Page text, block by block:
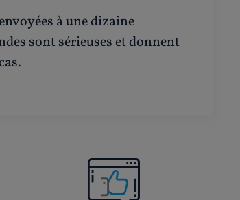
à une dizaine
sont sérieuses et donnent